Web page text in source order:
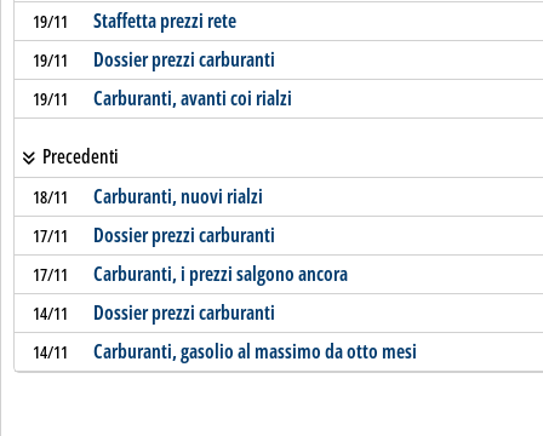
19/11 Staffetta prezzi rete
19/11 Dossier prezzi carburanti
19/11 Carburanti, avanti coi rialzi
Precedenti
18/11 Carburanti, nuovi rialzi
17/11 Dossier prezzi carburanti
17/11 Carburanti, i prezzi salgono ancora
14/11 Dossier prezzi carburanti
14/11 Carburanti, gasolio al massimo da otto mesi